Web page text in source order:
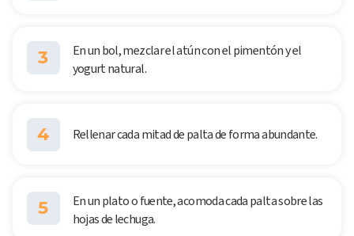
3
En un bol, mezclar el atún con el pimentón y el
yogurt natural.
4 Rellenar cada mitad de palta de forma abundante.
5
En un plato o fuente, acomoda cada palta sobre las
hojas de lechuga.